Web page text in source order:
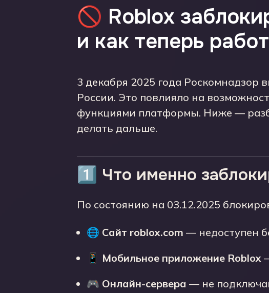
🚫 Roblox
и как теперь
3 декабря 2025 года Роскомнадзор
России. Это повлияло на
функциями платформы. Ниже —
делать дальше.
1️⃣ Что именно
По состоянию на 03.12.2025
🌐 Сайт roblox.com — недоступен
📱 Мобильное приложение Roblox
🎮 Онлайн-сервера — не